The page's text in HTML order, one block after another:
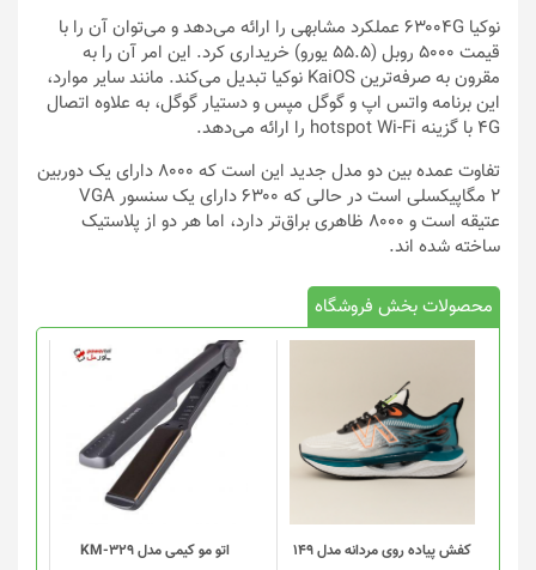
نوکیا ۶۳۰۰۴G عملکرد مشابهی را ارائه می‌دهد و می‌توان آن را با
قیمت ۵۰۰۰ روبل (۵۵.۵ یورو) خریداری کرد. این امر آن را به
مقرون به صرفه‌ترین KaiOS نوکیا تبدیل می‌کند. مانند سایر موارد،
این برنامه واتس اپ و گوگل مپس و دستیار گوگل، به علاوه اتصال
۴G با گزینه hotspot Wi-Fi را ارائه می‌دهد.
تفاوت عمده بین دو مدل جدید این است که ۸۰۰۰ دارای یک دوربین
۲ مگاپیکسلی است در حالی که ۶۳۰۰ دارای یک سنسور VGA
عتیقه است و ۸۰۰۰ ظاهری براق‌تر دارد، اما هر دو از پلاستیک
ساخته شده اند.
محصولات بخش فروشگاه
کفش پیاده روی مردانه مدل 149
محصول
دارای
انواع
مختلفی
باشد.
گزینه
اتو مو کیمی مدل KM-329